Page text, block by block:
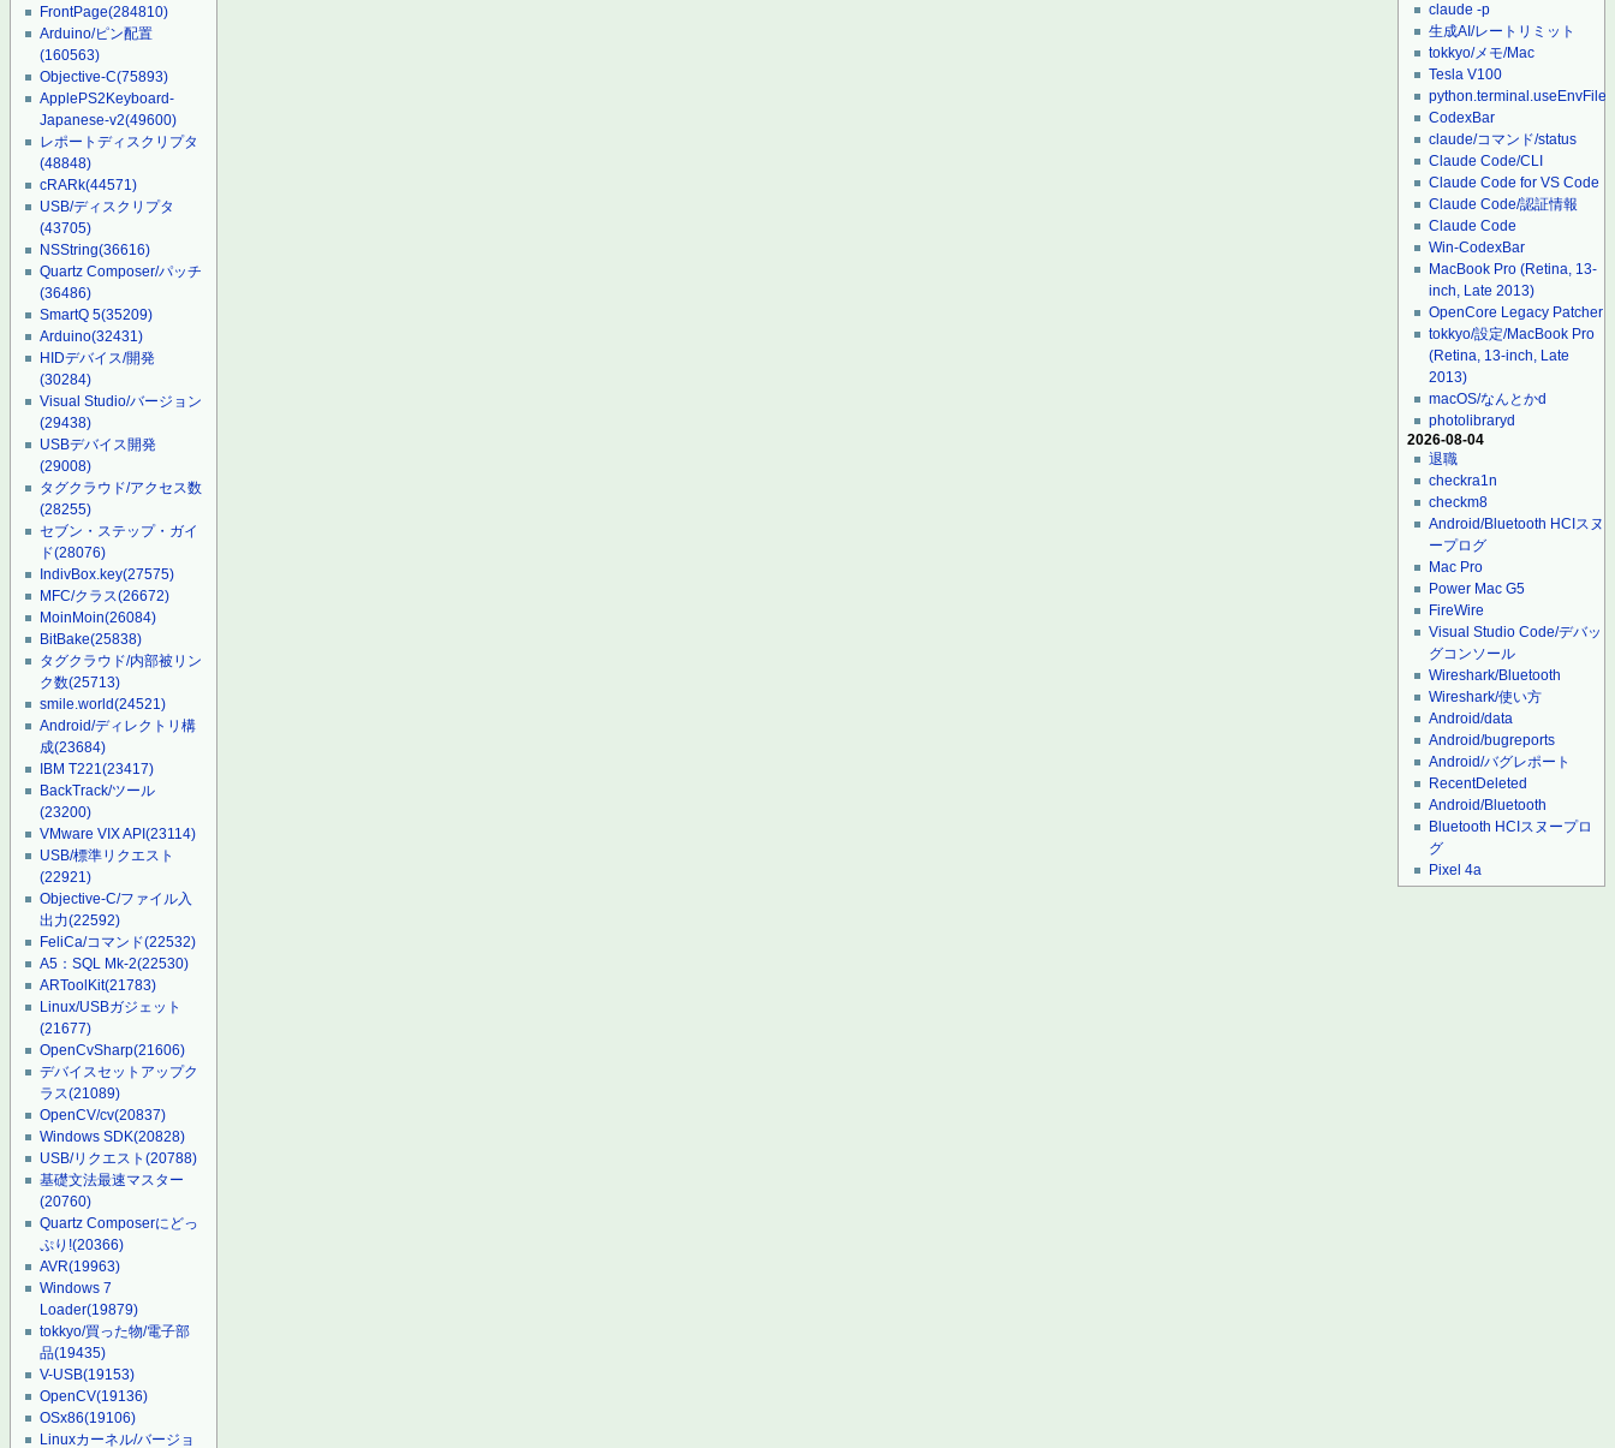
FrontPage(284810)
Arduino/ピン配置
(160563)
Objective-C(75893)
ApplePS2Keyboard-
Japanese-v2(49600)
レポートディスクリプタ
(48848)
cRARk(44571)
USB/ディスクリプタ
(43705)
NSString(36616)
Quartz Composer/パッチ
(36486)
SmartQ 5(35209)
Arduino(32431)
HIDデバイス/開発
(30284)
Visual Studio/バージョン
(29438)
USBデバイス開発
(29008)
タグクラウド/アクセス数
(28255)
セブン・ステップ・ガイ
ド(28076)
IndivBox.key(27575)
MFC/クラス(26672)
MoinMoin(26084)
BitBake(25838)
タグクラウド/内部被リン
ク数(25713)
smile.world(24521)
Android/ディレクトリ構
成(23684)
IBM T221(23417)
BackTrack/ツール
(23200)
VMware VIX API(23114)
USB/標準リクエスト
(22921)
Objective-C/ファイル入
出力(22592)
FeliCa/コマンド(22532)
A5：SQL Mk-2(22530)
ARToolKit(21783)
Linux/USBガジェット
(21677)
OpenCvSharp(21606)
デバイスセットアップク
ラス(21089)
OpenCV/cv(20837)
Windows SDK(20828)
USB/リクエスト(20788)
基礎文法最速マスター
(20760)
Quartz Composerにどっ
ぷり!(20366)
AVR(19963)
Windows 7
Loader(19879)
tokkyo/買った物/電子部
品(19435)
V-USB(19153)
OpenCV(19136)
OSx86(19106)
Linuxカーネル/バージョ
claude -p
生成AI/レートリミット
tokkyo/メモ/Mac
Tesla V100
python.terminal.useEnvFile
CodexBar
claude/コマンド/status
Claude Code/CLI
Claude Code for VS Code
Claude Code/認証情報
Claude Code
Win-CodexBar
MacBook Pro (Retina, 13-
inch, Late 2013)
OpenCore Legacy Patcher
tokkyo/設定/MacBook Pro
(Retina, 13-inch, Late
2013)
macOS/なんとかd
photolibraryd
2026-08-04
退職
checkra1n
checkm8
Android/Bluetooth HCIスヌ
ープログ
Mac Pro
Power Mac G5
FireWire
Visual Studio Code/デバッ
グコンソール
Wireshark/Bluetooth
Wireshark/使い方
Android/data
Android/bugreports
Android/バグレポート
RecentDeleted
Android/Bluetooth
Bluetooth HCIスヌープロ
グ
Pixel 4a